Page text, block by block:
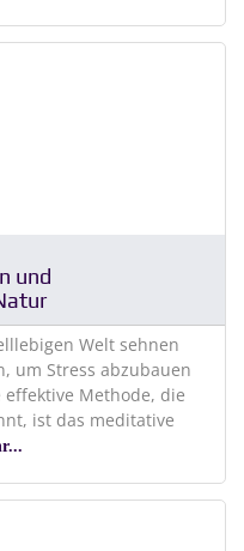
und
Welt sehnen
um Stress abzubauen
Methode, die
ist das meditative